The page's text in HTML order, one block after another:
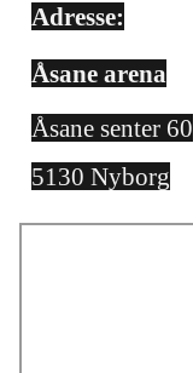
Adresse:
Åsane arena
Åsane senter 60
5130 Nyborg